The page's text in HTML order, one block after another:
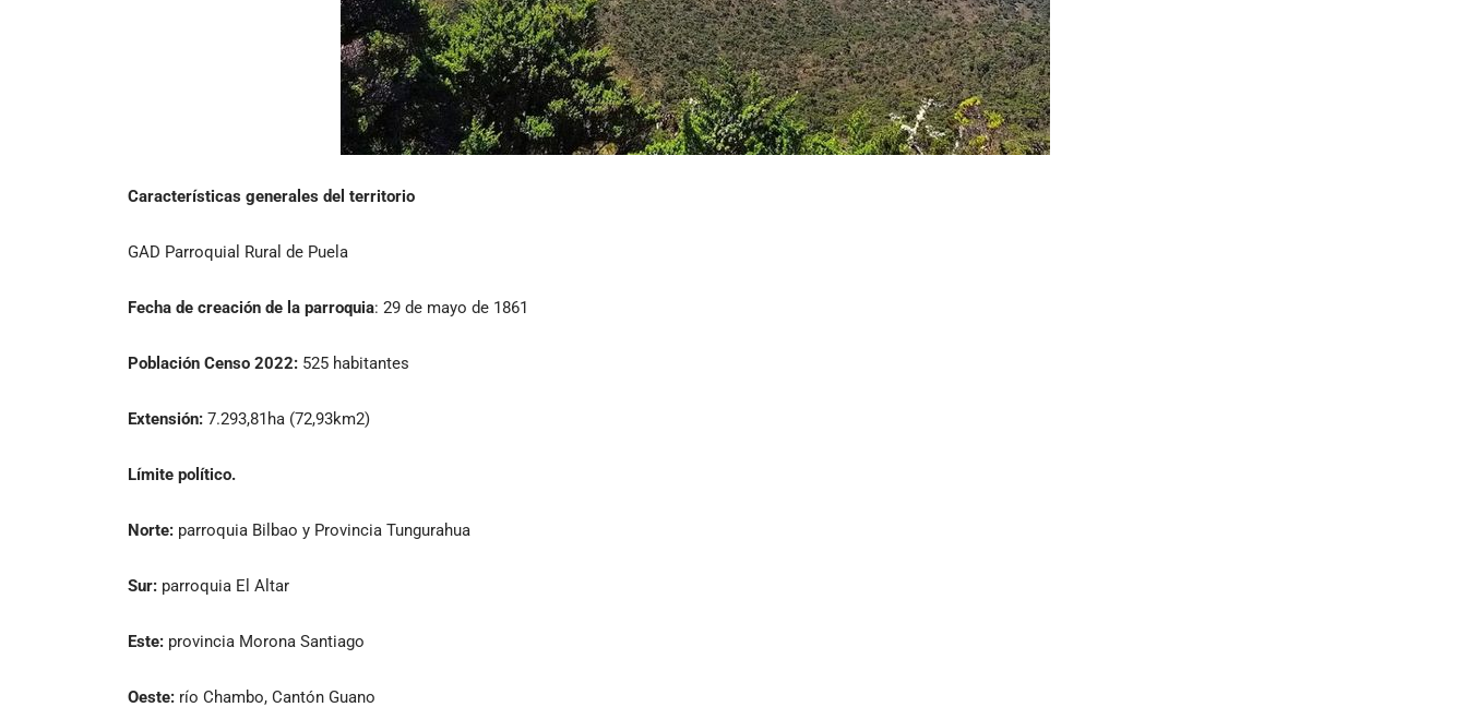
Características generales del territorio
GAD Parroquial Rural de Puela
Fecha de creación de la parroquia: 29 de mayo de 1861
Población Censo 2022: 525 habitantes
Extensión: 7.293,81ha (72,93km2)
Límite político.
Norte: parroquia Bilbao y Provincia Tungurahua
Sur: parroquia El Altar
Este: provincia Morona Santiago
Oeste: río Chambo, Cantón Guano